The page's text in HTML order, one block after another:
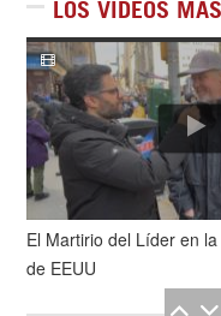
LOS VÍDEOS
El Martirio del Líder en
de EEUU